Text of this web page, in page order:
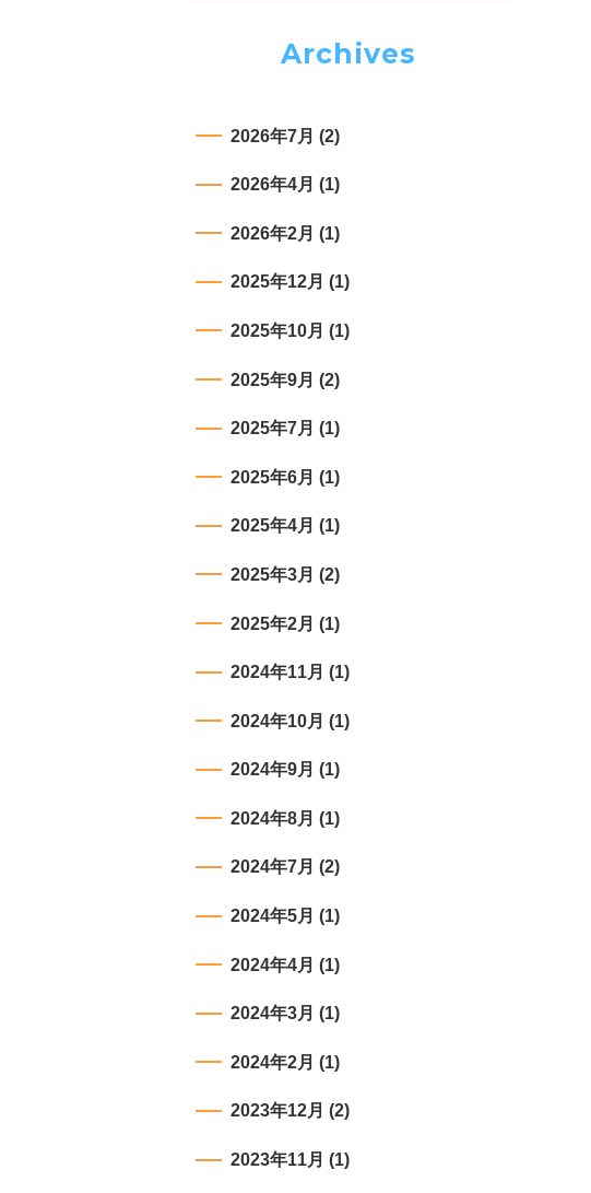
Archives
2026年7月 (2)
2026年4月 (1)
2026年2月 (1)
2025年12月 (1)
2025年10月 (1)
2025年9月 (2)
2025年7月 (1)
2025年6月 (1)
2025年4月 (1)
2025年3月 (2)
2025年2月 (1)
2024年11月 (1)
2024年10月 (1)
2024年9月 (1)
2024年8月 (1)
2024年7月 (2)
2024年5月 (1)
2024年4月 (1)
2024年3月 (1)
2024年2月 (1)
2023年12月 (2)
2023年11月 (1)